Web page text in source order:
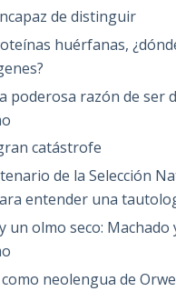
de distinguir
huérfanas,
poderosa razón de ser
catástrofe
de la Selección
entender una
un olmo seco: Machado
neolengua de